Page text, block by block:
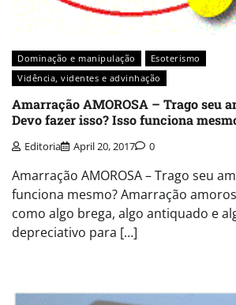
Dominação e manipulação
Esoterismo
Vidência, videntes e advinhação
Amarração AMOROSA – Trago seu
Devo fazer isso? Isso funciona
Editoria April 20, 2017 0
Amarração AMOROSA – Trago seu
funciona mesmo? Amarração
como algo brega, algo antiquado e
depreciativo para […]